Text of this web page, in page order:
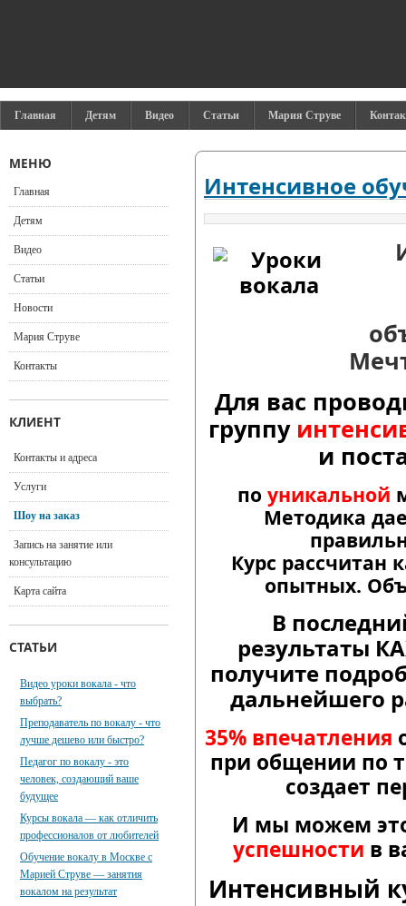
Главная Детям Видео Статьи Мария Струве
Интенсивное
Для вас
группу
и
по уникальной
Методика
Курс рассчитан
опытных.
В
результаты
получите
дальнейшего
35% впечатления
при общении по
создает
И мы можем
успешности в
Интенсивный
МЕНЮ
Главная
Детям
Видео
Статьи
Новости
Мария Струве
Контакты
КЛИЕНТ
Контакты и адреса
Услуги
Шоу на заказ
Запись на занятие или
консультацию
Карта сайта
СТАТЬИ
Видео уроки вокала - что
выбрать?
Преподаватель по вокалу - что
лучше дешево или быстро?
Педагог по вокалу - это
человек, создающий ваше
будущее
Курсы вокала — как отличить
профессионалов от любителей
Обучение вокалу в Москве с
Марией Струве — занятия
вокалом на результат